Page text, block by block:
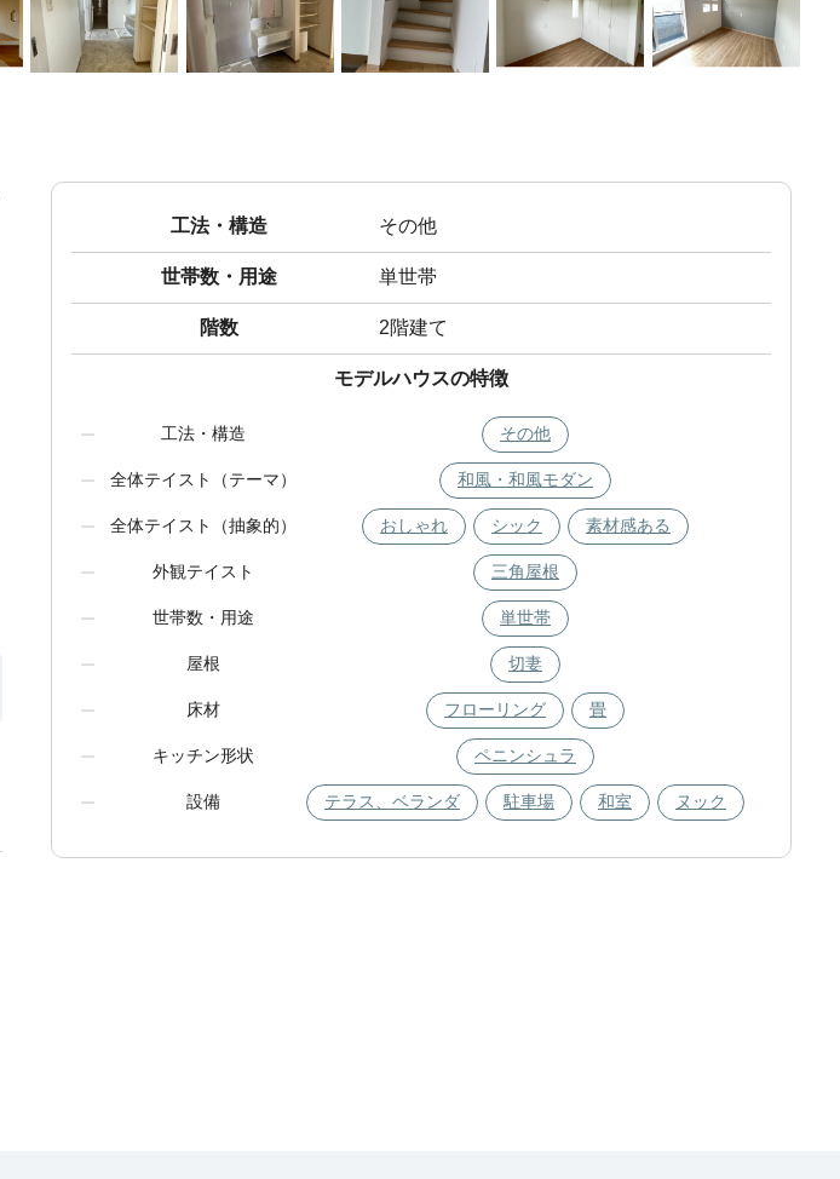
工法・構造 その他
世帯数・用途 単世帯
階数 2階建て
モデルハウスの特徴
工法・構造 その他
全体テイスト（テーマ） 和風・和風モダン
全体テイスト（抽象的） おしゃれ シック 素材感ある
外観テイスト 三角屋根
世帯数・用途 単世帯
屋根 切妻
床材 フローリング 畳
キッチン形状 ペニンシュラ
設備 テラス、ベランダ 駐車場 和室 ヌック